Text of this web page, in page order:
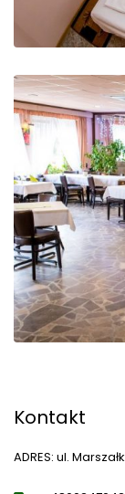
Kontakt
ADRES: ul.